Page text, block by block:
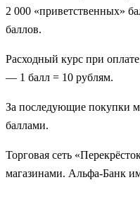
2 000 «приветственных»
баллов.
Расходный курс при
— 1 балл = 10 рублям.
За последующие покупки
баллами.
Торговая сеть
магазинами. Альфа-Банк